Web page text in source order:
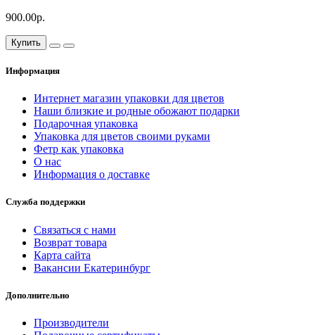
900.00р.
Купить
Информация
Интернет магазин упаковки для цветов
Наши близкие и родные обожают подарки
Подарочная упаковка
Упаковка для цветов своими руками
Фетр как упаковка
О нас
Информация о доставке
Служба поддержки
Связаться с нами
Возврат товара
Карта сайта
Вакансии Екатеринбург
Дополнительно
Производители